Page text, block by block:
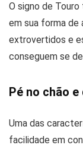
O signo de
em sua forma de
extrovertidos e
conseguem se
Pé no chão
Uma das
facilidade em